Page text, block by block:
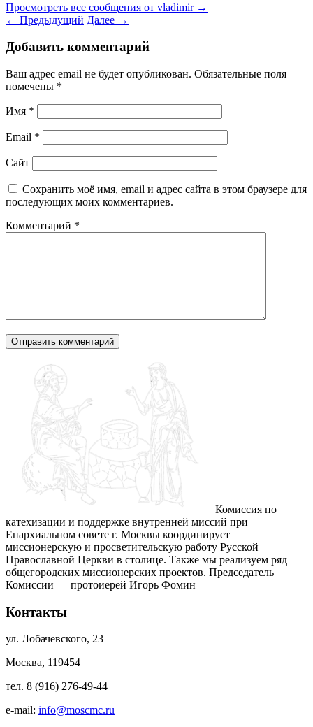
Просмотреть все сообщения от vladimir →
← Предыдущий Далее →
Добавить комментарий
Ваш адрес email не будет опубликован. Обязательные поля
помечены *
Имя *
Email *
Сайт
Сохранить моё имя, email и адрес сайта в этом браузере для
последующих моих комментариев.
Комментарий *
Комиссия по
катехизации и поддержке внутренней миссий при
Епархиальном совете г. Москвы координирует
миссионерскую и просветительскую работу Русской
Православной Церкви в столице. Также мы реализуем ряд
общегородских миссионерских проектов. Председатель
Комиссии — протоиерей Игорь Фомин
Контакты
ул. Лобачевского, 23
Москва, 119454
тел. 8 (916) 276-49-44
e-mail: info@moscmc.ru